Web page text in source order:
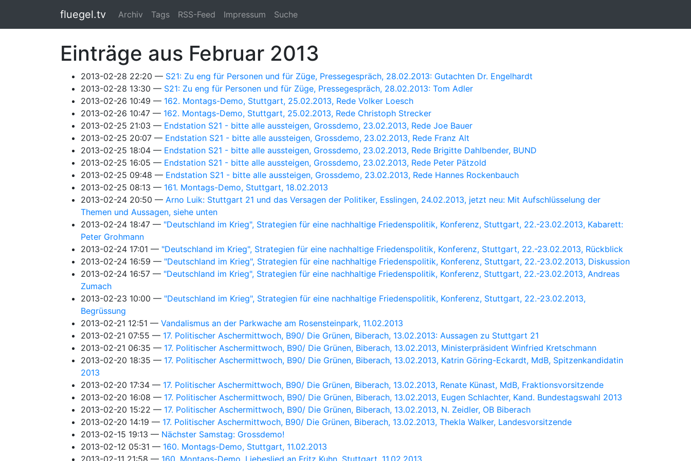
fluegel.tv Archiv Tags RSS-Feed Impressum Suche
Einträge aus Februar 2013
2013-02-28 22:20
S21: Zu eng für Personen und für Züge, Pressegespräch, 28.02.2013: Gutachten Dr. Engelhardt
2013-02-28 13:30
S21: Zu eng für Personen und für Züge, Pressegespräch, 28.02.2013: Tom Adler
2013-02-26 10:49
162. Montags-Demo, Stuttgart, 25.02.2013, Rede Volker Loesch
2013-02-26 10:47
162. Montags-Demo, Stuttgart, 25.02.2013, Rede Christoph Strecker
2013-02-25 21:03
Endstation S21 - bitte alle aussteigen, Grossdemo, 23.02.2013, Rede Joe Bauer
2013-02-25 20:07
Endstation S21 - bitte alle aussteigen, Grossdemo, 23.02.2013, Rede Franz Alt
2013-02-25 18:04
Endstation S21 - bitte alle aussteigen, Grossdemo, 23.02.2013, Rede Brigitte Dahlbender, BUND
2013-02-25 16:05
Endstation S21 - bitte alle aussteigen, Grossdemo, 23.02.2013, Rede Peter Pätzold
2013-02-25 09:48
Endstation S21 - bitte alle aussteigen, Grossdemo, 23.02.2013, Rede Hannes Rockenbauch
2013-02-25 08:13
161. Montags-Demo, Stuttgart, 18.02.2013
2013-02-24 20:50
Arno Luik: Stuttgart 21 und das Versagen der Politiker, Esslingen, 24.02.2013, jetzt neu: Mit Aufschlüsselung der
Themen und Aussagen, siehe unten
2013-02-24 18:47
"Deutschland im Krieg", Strategien für eine nachhaltige Friedenspolitik, Konferenz, Stuttgart, 22.-23.02.2013, Kabarett:
Peter Grohmann
2013-02-24 17:01
"Deutschland im Krieg", Strategien für eine nachhaltige Friedenspolitik, Konferenz, Stuttgart, 22.-23.02.2013, Rückblick
2013-02-24 16:59
"Deutschland im Krieg", Strategien für eine nachhaltige Friedenspolitik, Konferenz, Stuttgart, 22.-23.02.2013, Diskussion
2013-02-24 16:57
"Deutschland im Krieg", Strategien für eine nachhaltige Friedenspolitik, Konferenz, Stuttgart, 22.-23.02.2013, Andreas
Zumach
2013-02-23 10:00
"Deutschland im Krieg", Strategien für eine nachhaltige Friedenspolitik, Konferenz, Stuttgart, 22.-23.02.2013,
Begrüssung
2013-02-21 12:51
Vandalismus an der Parkwache am Rosensteinpark, 11.02.2013
2013-02-21 07:55
17. Politischer Aschermittwoch, B90/ Die Grünen, Biberach, 13.02.2013: Aussagen zu Stuttgart 21
2013-02-21 06:35
17. Politischer Aschermittwoch, B90/ Die Grünen, Biberach, 13.02.2013, Ministerpräsident Winfried Kretschmann
2013-02-20 18:35
17. Politischer Aschermittwoch, B90/ Die Grünen, Biberach, 13.02.2013, Katrin Göring-Eckardt, MdB, Spitzenkandidatin
2013
2013-02-20 17:34
17. Politischer Aschermittwoch, B90/ Die Grünen, Biberach, 13.02.2013, Renate Künast, MdB, Fraktionsvorsitzende
2013-02-20 16:08
17. Politischer Aschermittwoch, B90/ Die Grünen, Biberach, 13.02.2013, Eugen Schlachter, Kand. Bundestagswahl 2013
2013-02-20 15:22
17. Politischer Aschermittwoch, B90/ Die Grünen, Biberach, 13.02.2013, N. Zeidler, OB Biberach
2013-02-20 14:19
17. Politischer Aschermittwoch, B90/ Die Grünen, Biberach, 13.02.2013, Thekla Walker, Landesvorsitzende
2013-02-15 19:13
Nächster Samstag: Grossdemo!
2013-02-12 05:31
160. Montags-Demo, Stuttgart, 11.02.2013
2013-02-11 21:58
160. Montags-Demo, Liebeslied an Fritz Kuhn, Stuttgart, 11.02.2013